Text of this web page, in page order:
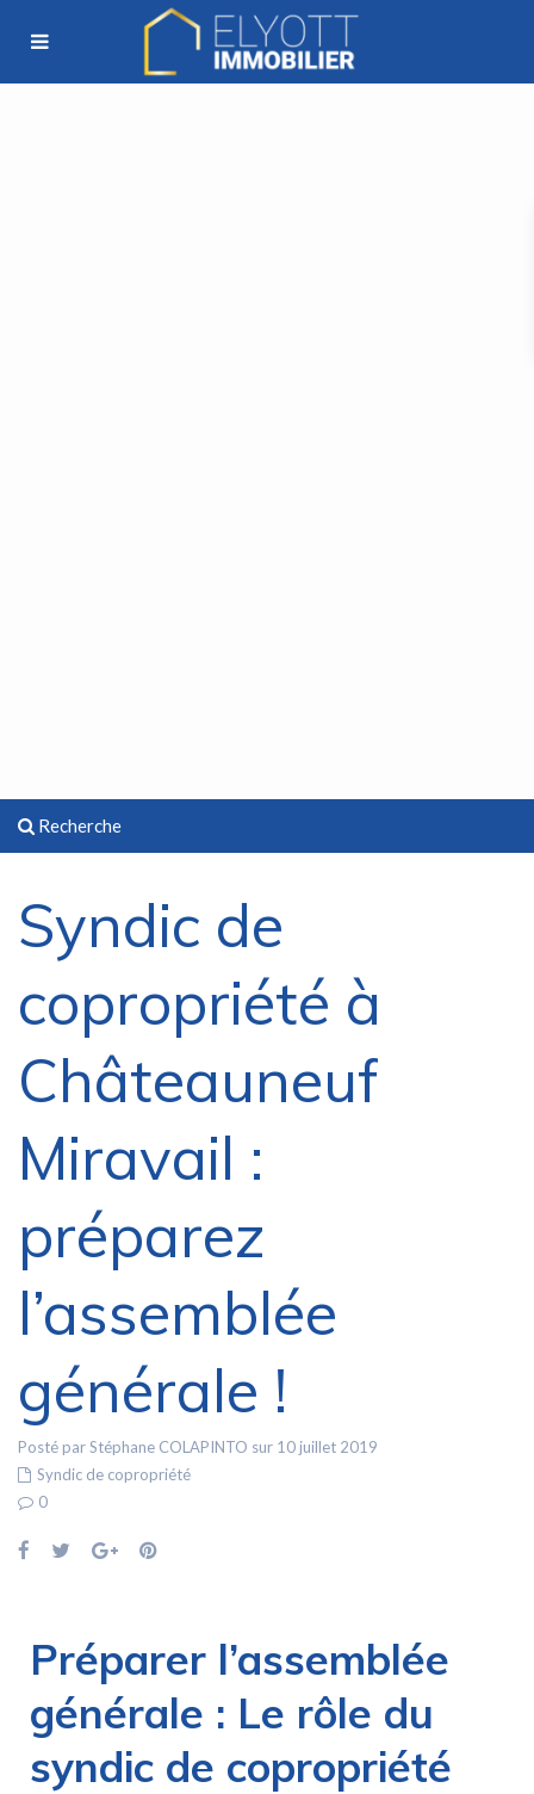
Recherche
Syndic de
copropriété à
Châteauneuf
Miravail :
préparez
l’assemblée
générale !
Posté par Stéphane COLAPINTO sur 10 juillet 2019
Syndic de copropriété
0
Préparer l’assemblée
générale : Le rôle du
syndic de copropriété